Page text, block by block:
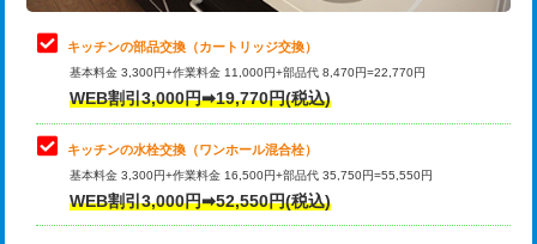
給水管工事※（塩ビ管（VP・HI）使
用/3ｍまで)
給水管工事※（塩ビ管（VP・HI）使
用（追加）/3ｍ超え)
給水管工事※（ライニング鋼管・銅
管・ポリ管・HT管使用/3ｍまで)
44,000円
止水・漏水調査・防水処理・清掃・修
理・調整・分解・加工など（中作業）
22,000円
止水・漏水調査・防水処理・清掃・修
理・調整・分解・加工など（重作業）
33,000円
お風呂タンク脱着
その他部品の脱着
キッチンの部品交換（カートリッジ交換）
基本料金 3,300円+作業料金 11,000円+部品代 8,470円=22,770円
WEB割引3,000円➡19,770円(税込)
キッチンの水栓交換（ワンホール混合栓）
基本料金 3,300円+作業料金 16,500円+部品代 35,750円=55,550円
WEB割引3,000円➡52,550円(税込)